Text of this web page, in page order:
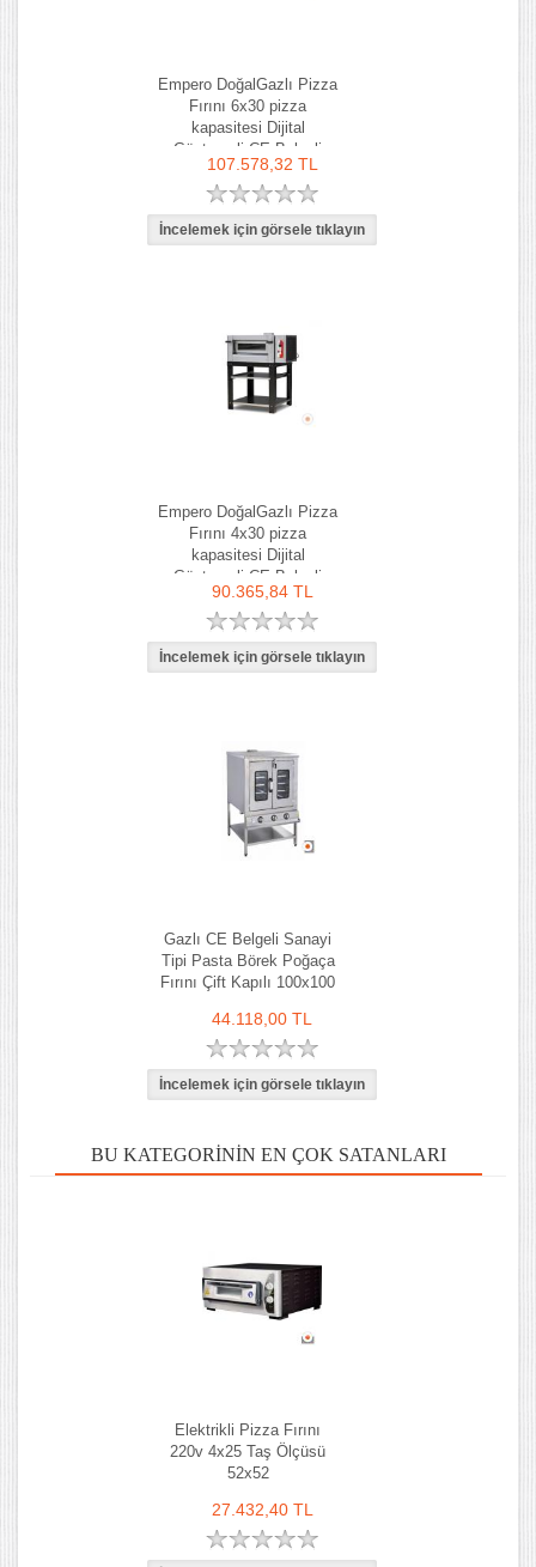
Empero DoğalGazlı Pizza
Fırını 6x30 pizza
kapasitesi Dijital
Göstergeli CE Belgeli
107.578,32 TL
Empero DoğalGazlı Pizza
Fırını 4x30 pizza
kapasitesi Dijital
Göstergeli CE Belgeli
90.365,84 TL
Gazlı CE Belgeli Sanayi
Tipi Pasta Börek Poğaça
Fırını Çift Kapılı 100x100
44.118,00 TL
BU KATEGORININ EN ÇOK SATANLARI
Elektrikli Pizza Fırını
220v 4x25 Taş Ölçüsü
52x52
27.432,40 TL